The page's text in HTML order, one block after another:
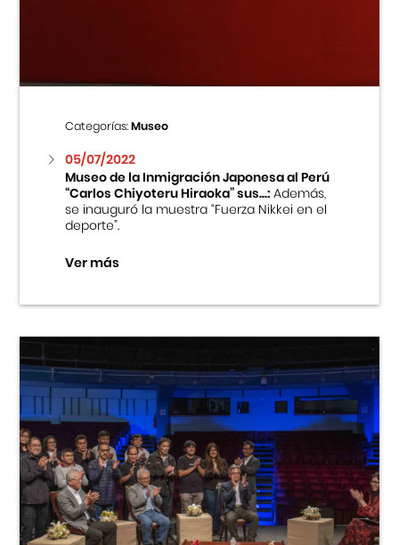
Cursos
Museo de la Inmigración Japonesa
Fondo Editorial
Teatro Peruano Japonés
Categorías:Museo
05/07/2022
Museo de la Inmigración Japonesa al Perú
“Carlos Chiyoteru Hiraoka” sus...:Además,
se inauguró la muestra “Fuerza Nikkei en el
deporte”.
Ver más